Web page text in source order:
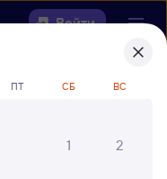
Войти
найтиж/д
ПТ СБ ВС
1
2